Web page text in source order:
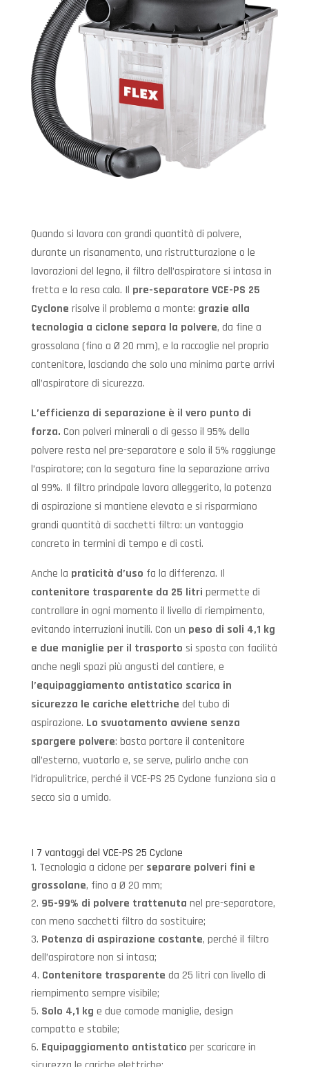
Quando si lavora con grandi quantità di polvere,
durante un risanamento, una ristrutturazione o le
lavorazioni del legno, il filtro dell’aspiratore si intasa in
fretta e la resa cala. Il pre-separatore VCE-PS 25
Cyclone risolve il problema a monte: grazie alla
tecnologia a ciclone separa la polvere, da fine a
grossolana (fino a Ø 20 mm), e la raccoglie nel proprio
contenitore, lasciando che solo una minima parte arrivi
all’aspiratore di sicurezza.
L’efficienza di separazione è il vero punto di
forza. Con polveri minerali o di gesso il 95% della
polvere resta nel pre-separatore e solo il 5% raggiunge
l’aspiratore; con la segatura fine la separazione arriva
al 99%. Il filtro principale lavora alleggerito, la potenza
di aspirazione si mantiene elevata e si risparmiano
grandi quantità di sacchetti filtro: un vantaggio
concreto in termini di tempo e di costi.
Anche la praticità d’uso fa la differenza. Il
contenitore trasparente da 25 litri permette di
controllare in ogni momento il livello di riempimento,
evitando interruzioni inutili. Con un peso di soli 4,1 kg
e due maniglie per il trasporto si sposta con facilità
anche negli spazi più angusti del cantiere, e
l’equipaggiamento antistatico scarica in
sicurezza le cariche elettriche del tubo di
aspirazione. Lo svuotamento avviene senza
spargere polvere: basta portare il contenitore
all’esterno, vuotarlo e, se serve, pulirlo anche con
l’idropulitrice, perché il VCE-PS 25 Cyclone funziona sia a
secco sia a umido.
I 7 vantaggi del VCE-PS 25 Cyclone
Tecnologia a ciclone per separare polveri fini e
grossolane, fino a Ø 20 mm;
95-99% di polvere trattenuta nel pre-separatore,
con meno sacchetti filtro da sostituire;
Potenza di aspirazione costante, perché il filtro
dell’aspiratore non si intasa;
Contenitore trasparente da 25 litri con livello di
riempimento sempre visibile;
Solo 4,1 kg e due comode maniglie, design
compatto e stabile;
Equipaggiamento antistatico per scaricare in